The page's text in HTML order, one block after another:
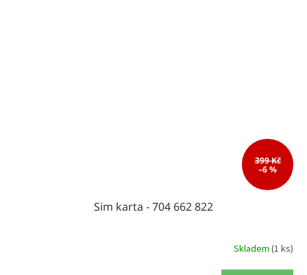
399 Kč
–6 %
Sim karta - 704 662 822
Skladem (1 ks)